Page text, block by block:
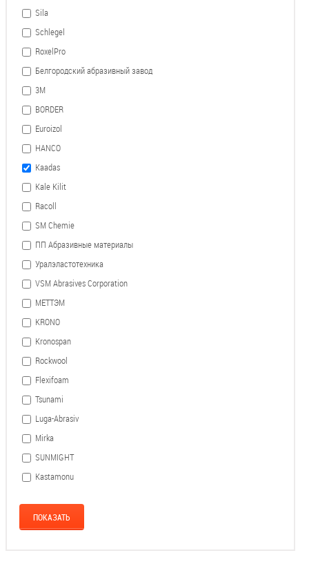
Sila
Schlegel
RoxelPro
Белгородский абразивный завод
3М
BORDER
Euroizol
HANCO
Kaadas
Kale Kilit
Racoll
SM Chemie
ПП Абразивные материалы
Уралэластотехника
VSM Abrasives Corporation
МЕТТЭМ
KRONO
Kronospan
Rockwool
Flexifoam
Tsunami
Luga-Abrasiv
Mirka
SUNMIGHT
Kastamonu